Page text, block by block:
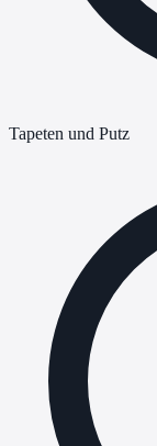
Tapeten und Putz